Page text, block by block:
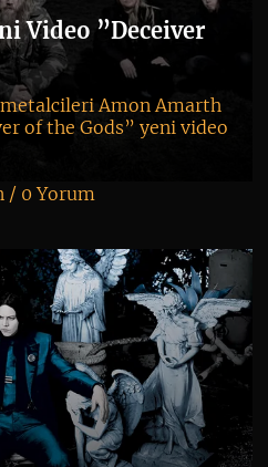
Video ”Deceiver
metalcileri Amon Amarth
of the Gods” yeni video
/ 0 Yorum